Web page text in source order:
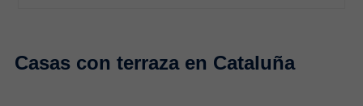
Casas con terraza en Cataluña